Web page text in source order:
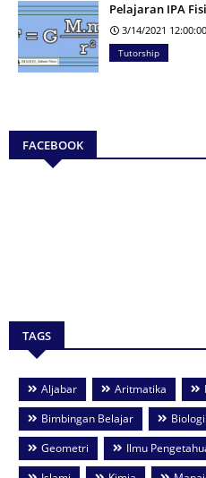
Pelajaran IPA
3/14/2021
Tutorship
FACEBOOK
TAGS
Aljabar Aritmatika
Bimbingan Belajar
Biologi
Geometri
Ilmu